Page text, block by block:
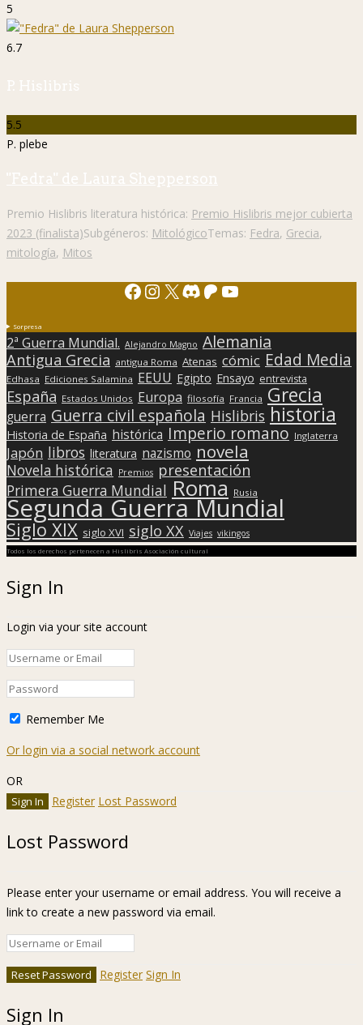
5
6.7
P. Hislibris
5.5
P. plebe
"Fedra" de Laura Shepperson
Premio Hislibris literatura histórica: Premio Hislibris mejor cubierta
2023 (finalista)Subgéneros: MitológicoTemas: Fedra, Grecia,
mitología, Mitos
Facebook
Instagram
X Discord
Patreon
YouTube
Sorpresa
2ª Guerra Mundial. Alejandro Magno Alemania
Antigua Grecia antigua Roma Atenas cómic Edad Media
Edhasa Ediciones Salamina EEUU Egipto Ensayo entrevista
España Estados Unidos Europa filosofía Francia Grecia
guerra Guerra civil española Hislibris historia
Historia de España histórica Imperio romano Inglaterra
Japón libros literatura nazismo novela
Novela histórica Premios presentación
Primera Guerra Mundial Roma Rusia
Segunda Guerra Mundial
Siglo XIX siglo XVI siglo XX Viajes vikingos
Todos los derechos pertenecen a Hislibris Asociación cultural
Sign In
Login via your site account
Remember Me
Or login via a social network account
OR
Register Lost Password
Lost Password
Please enter your username or email address. You will receive a
link to create a new password via email.
Register Sign In
Sign In